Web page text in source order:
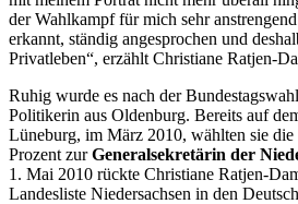
der Wahlkampf für mich sehr
erkannt, ständig angesprochen und
Privatleben“, erzählt Christiane Ratjen-
Ruhig wurde es nach der
Politikerin aus Oldenburg. Bereits auf
Lüneburg, im März 2010, wählten sie
Prozent zurGeneralsekretärin der
1. Mai 2010 rückte Christiane Ratjen-
Landesliste Niedersachsen in den